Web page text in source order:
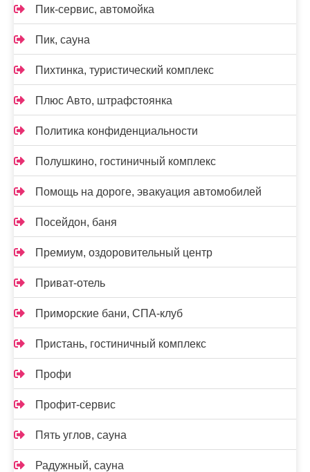
Пик-сервис, автомойка
Пик, сауна
Пихтинка, туристический комплекс
Плюс Авто, штрафстоянка
Политика конфиденциальности
Полушкино, гостиничный комплекс
Помощь на дороге, эвакуация автомобилей
Посейдон, баня
Премиум, оздоровительный центр
Приват-отель
Приморские бани, СПА-клуб
Пристань, гостиничный комплекс
Профи
Профит-сервис
Пять углов, сауна
Радужный, сауна